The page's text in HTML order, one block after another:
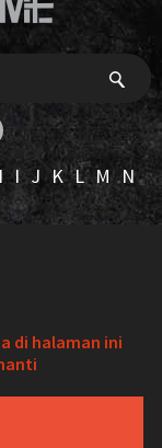
I J K L M
N
di halaman ini